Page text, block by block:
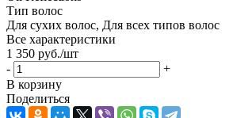
Тип волос
Для сухих волос, Для всех типов волос
Все характеристики
1 350 руб./шт
-
+
В корзину
Поделиться